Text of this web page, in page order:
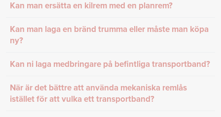
Kan man ersätta en kilrem med en planrem?
Kan man laga en bränd trumma eller måste man köpa
ny?
Kan ni laga medbringare på befintliga transportband?
När är det bättre att använda mekaniska remlås
istället för att vulka ett transportband?